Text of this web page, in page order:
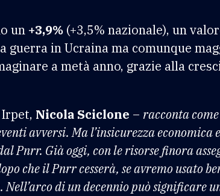
un +3,9% (+3,5% nazionale), un
in Ucraina ma comunque
a metà anno, grazie alla
Nicola Sciclone – racconta
avversi. Ma l’insicurezza economica
Pnrr. Già oggi, con le risorse finora
che il Pnrr cesserà, se avremo usato
di un decennio può significare